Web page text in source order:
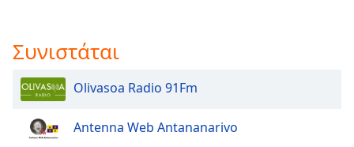
Family
Reset
Συνιστάται
Olivasoa Radio 91Fm
Antenna Web Antananarivo